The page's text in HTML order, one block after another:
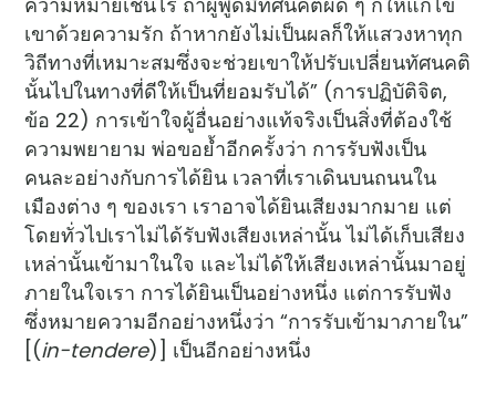
เขาด้วยความรัก ถ้าหากยังไม่เป็นผลก็ให้แสวงหาทุก
วิถีทางที่เหมาะสมซึ่งจะช่วยเขาให้ปรับเปลี่ยนทัศนคติ
นั้นไปในทางที่ดีให้เป็นที่ยอมรับได้” (การปฏิบัติจิต,
ข้อ 22) การเข้าใจผู้อื่นอย่างแท้จริงเป็นสิ่งที่ต้องใช้
ความพยายาม พ่อขอย้ำอีกครั้งว่า การรับฟังเป็น
คนละอย่างกับการได้ยิน เวลาที่เราเดินบนถนนใน
เมืองต่าง ๆ ของเรา เราอาจได้ยินเสียงมากมาย แต่
โดยทั่วไปเราไม่ได้รับฟังเสียงเหล่านั้น ไม่ได้เก็บเสียง
เหล่านั้นเข้ามาในใจ และไม่ได้ให้เสียงเหล่านั้นมาอยู่
ภายในใจเรา การได้ยินเป็นอย่างหนึ่ง แต่การรับฟัง
ซึ่งหมายความอีกอย่างหนึ่งว่า “การรับเข้ามาภายใน”
[(in-tendere)] เป็นอีกอย่างหนึ่ง